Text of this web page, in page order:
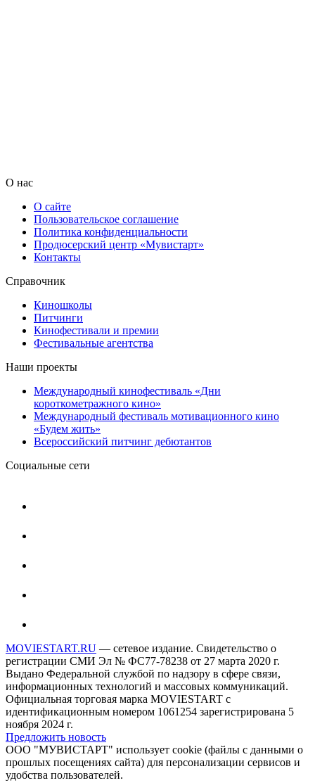
О нас
О сайте
Пользовательское соглашение
Политика конфиденциальности
Продюсерский центр «Мувистарт»
Контакты
Справочник
Киношколы
Питчинги
Кинофестивали и премии
Фестивальные агентства
Наши проекты
Международный кинофестиваль «Дни
короткометражного кино»
Международный фестиваль мотивационного кино
«Будем жить»
Всероссийский питчинг дебютантов
Социальные сети
MOVIESTART.RU — сетевое издание. Свидетельство о
регистрации СМИ Эл № ФС77-78238 от 27 марта 2020 г.
Выдано Федеральной службой по надзору в сфере связи,
информационных технологий и массовых коммуникаций.
Официальная торговая марка MOVIESTART с
идентификационным номером 1061254 зарегистрирована 5
ноября 2024 г.
Предложить новость
ООО "МУВИСТАРТ" использует cookie (файлы с данными о
прошлых посещениях сайта) для персонализации сервисов и
удобства пользователей.